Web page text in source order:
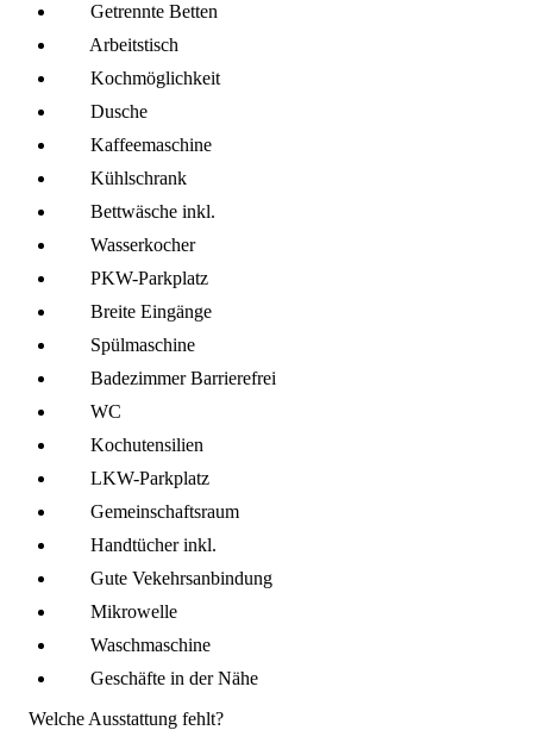
Getrennte Betten
Arbeitstisch
Kochmöglich­keit
Dusche
Kaffee­maschine
Kühl­schrank
Bettwäsche inkl.
Wasserkocher
PKW-Parkplatz
Breite Eingänge
Spül­maschine
Badezimmer Barrierefrei
WC
Kochutensilien
LKW-Parkplatz
Gemeinschafts­raum
Handtücher inkl.
Gute Vekehrsanbindung
Mikro­welle
Wasch­maschine
Geschäfte in der Nähe
Welche Ausstattung fehlt?